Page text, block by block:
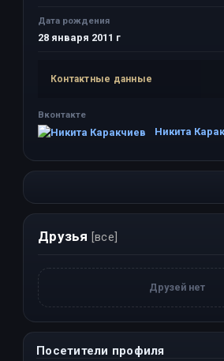
Дата рождения
28 января 2011 г
Контактные данные
Вконтакте
Никита
Друзья [все]
Друзей нет
Посетители профиля